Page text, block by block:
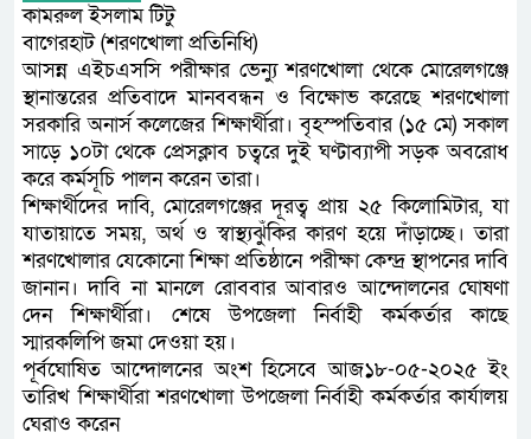
কামরুল ইসলাম টিটু
বাগেরহাট (শরণখোলা প্রতিনিধি)
আসন্ন এইচএসসি পরীক্ষার ভেন্যু শরণখোলা থেকে মোরেলগঞ্জে
স্থানান্তরের প্রতিবাদে মানববন্ধন ও বিক্ষোভ করেছে শরণখোলা
সরকারি অনার্স কলেজের শিক্ষার্থীরা। বৃহস্পতিবার (১৫ মে) সকাল
সাড়ে ১০টা থেকে প্রেসক্লাব চত্বরে দুই ঘণ্টাব্যাপী সড়ক অবরোধ
করে কর্মসূচি পালন করেন তারা।
শিক্ষার্থীদের দাবি, মোরেলগঞ্জের দূরত্ব প্রায় ২৫ কিলোমিটার, যা
যাতায়াতে সময়, অর্থ ও স্বাস্থ্যঝুঁকির কারণ হয়ে দাঁড়াচ্ছে। তারা
শরণখোলার যেকোনো শিক্ষা প্রতিষ্ঠানে পরীক্ষা কেন্দ্র স্থাপনের দাবি
জানান। দাবি না মানলে রোববার আবারও আন্দোলনের ঘোষণা
দেন শিক্ষার্থীরা। শেষে উপজেলা নির্বাহী কর্মকর্তার কাছে
স্মারকলিপি জমা দেওয়া হয়।
পূর্বঘোষিত আন্দোলনের অংশ হিসেবে আজ১৮-০৫-২০২৫ ইং
তারিখ শিক্ষার্থীরা শরণখোলা উপজেলা নির্বাহী কর্মকর্তার কার্যালয়
ঘেরাও করেন